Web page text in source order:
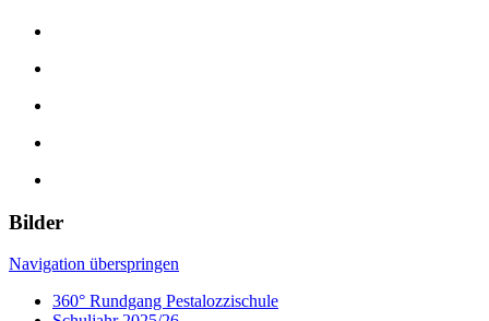
Bilder
Navigation überspringen
360° Rundgang Pestalozzischule